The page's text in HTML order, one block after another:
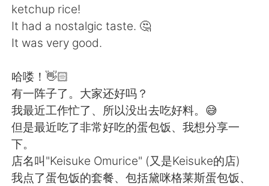
ketchup rice!
It had a nostalgic taste. 🤔
It was very good.
哈喽！👋🏻
有一阵子了。大家还好吗？
我最近工作忙了、所以没出去吃好料。😅
但是最近吃了非常好吃的蛋包饭、我想分享一
下。
店名叫"Keisuke Omurice" (又是Keisuke的店)
我点了蛋包饭的套餐、包括黛咪格莱斯蛋包饭、